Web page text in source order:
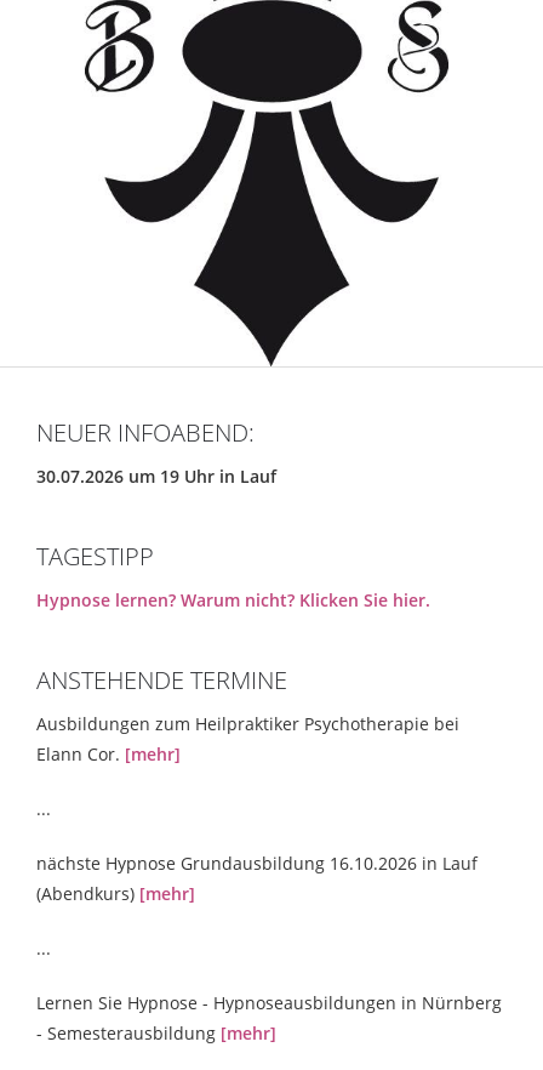
NEUER INFOABEND:
30.07.2026 um 19 Uhr in Lauf
TAGESTIPP
Hypnose lernen? Warum nicht? Klicken Sie hier.
ANSTEHENDE TERMINE
Ausbildungen zum Heilpraktiker Psychotherapie bei
Elann Cor. [mehr]
...
nächste Hypnose Grundausbildung 16.10.2026 in Lauf
(Abendkurs) [mehr]
...
Lernen Sie Hypnose - Hypnoseausbildungen in Nürnberg
- Semesterausbildung [mehr]